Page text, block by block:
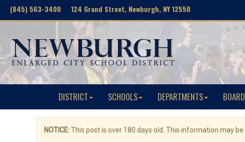
(845) 563-3400 124 Grand Street, Newburgh, NY 12550
DISTRICT SCHOOLS DEPARTMENTS
NOTICE:This post is over 180 days old. This information may